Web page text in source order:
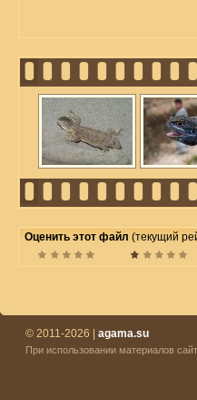
Оценить этот файл (текущий
© 2011-2026 | agama.su
При использовании материалов